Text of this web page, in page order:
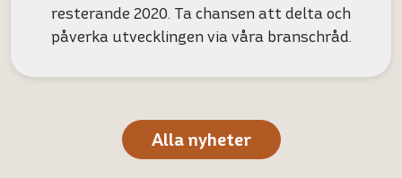
resterande 2020. Ta chansen att delta och
påverka utvecklingen via våra branschråd.
Alla nyheter